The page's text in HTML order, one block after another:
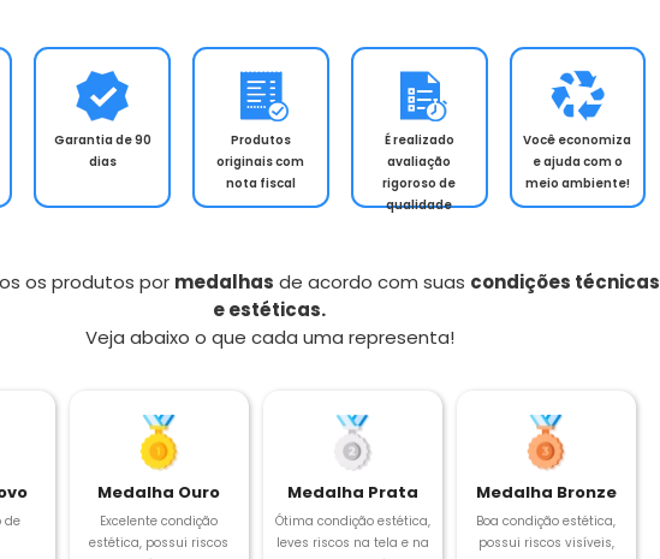
Garantia de 90
dias
Produtos
originais com
nota fiscal
É realizado
avaliação
rigoroso de
qualidade
Você economiza
e ajuda com o
meio ambiente!
os produtos por medalhas de acordo com suas condições técnicas
e estéticas.
Veja abaixo o que cada uma representa!
de
Medalha Ouro
Excelente condição
estética, possui riscos
Medalha Prata
Ótima condição estética,
leves riscos na tela e na
Medalha Bronze
Boa condição estética,
possui riscos visíveis,